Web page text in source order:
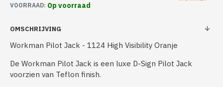
VOORRAAD: Op voorraad
OMSCHRIJVING
Workman Pilot Jack - 1124 High Visibility Oranje
De Workman Pilot Jack is een luxe D-Sign Pilot Jack
voorzien van Teflon finish.